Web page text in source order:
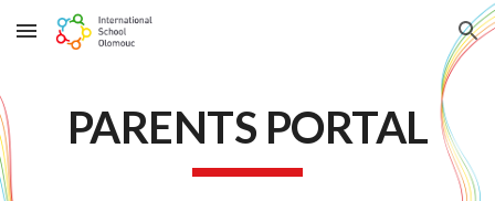
Skip to main content Skip to navigation
PARENTS PORTAL